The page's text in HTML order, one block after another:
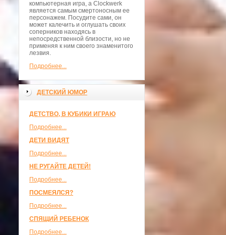
компьютерная игра, а Clockwerk
является самым смертоносным ее
персонажем. Посудите сами, он
может калечить и оглушать своих
соперников находясь в
непосредственной близости, но не
применяя к ним своего знаменитого
лезвия.
Подробнее...
ДЕТСКИЙ ЮМОР
ДЕТСТВО, В КУБИКИ ИГРАЮ
Подробнее...
ДЕТИ ВИДЯТ
Подробнее...
НЕ РУГАЙТЕ ДЕТЕЙ!
Подробнее...
ПОСМЕЯЛСЯ?
Подробнее...
СПЯЩИЙ РЕБЕНОК
Подробнее...